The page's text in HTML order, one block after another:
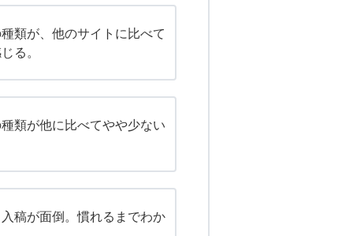
類が、他のサイトに比べて
る。
類が他に比べてやや少ない
稿が面倒。慣れるまでわか